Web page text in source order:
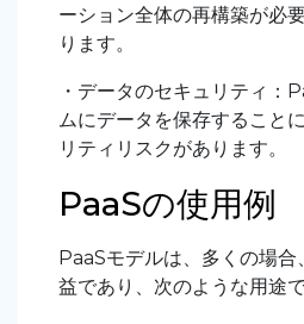
ーション全体の再構築が必
ります。
・データのセキュリティ：
ムにデータを保存すること
リティリスクがあります。
PaaSの使用例
PaaSモデルは、多くの場
益であり、次のような用途